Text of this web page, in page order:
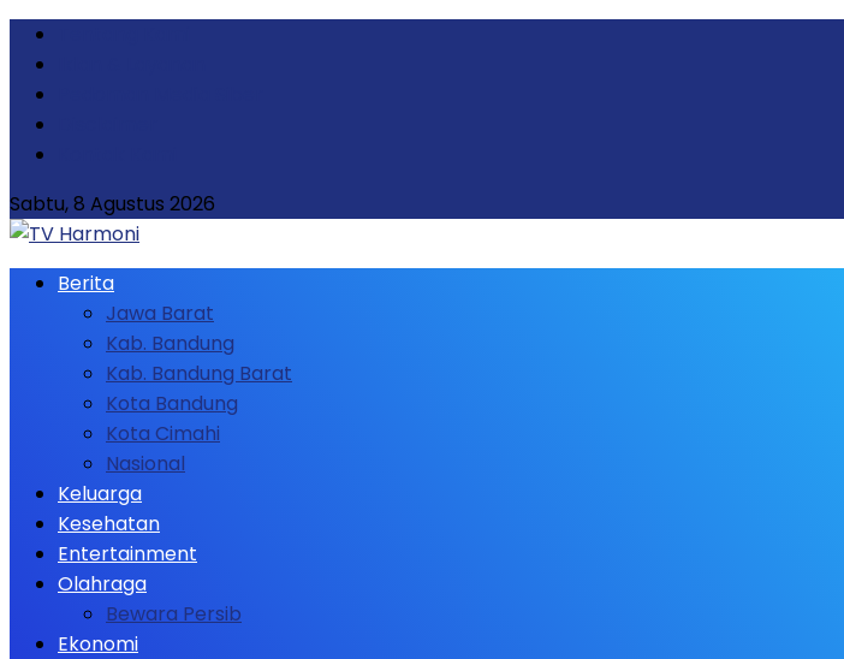
Sabtu, 8 Agustus 2026
Berita
Jawa Barat
Kab. Bandung
Kab. Bandung Barat
Kota Bandung
Kota Cimahi
Nasional
Keluarga
Kesehatan
Entertainment
Olahraga
Bewara Persib
Ekonomi